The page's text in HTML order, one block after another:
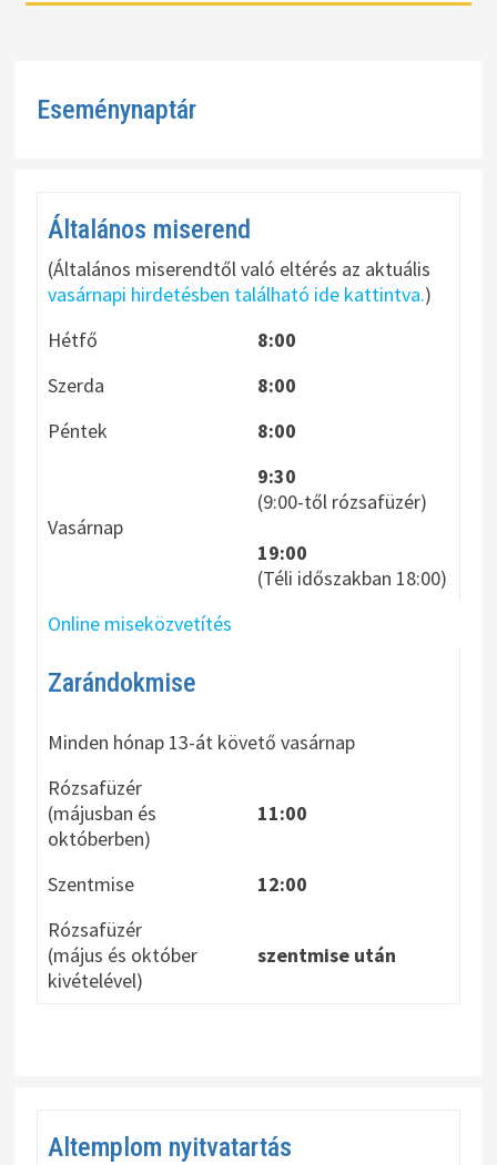
Eseménynaptár
Általános miserend
(Általános miserendtől való eltérés az aktuális
vasárnapi hirdetésben található ide kattintva.)
Hétfő
8:00
Szerda
8:00
Péntek
8:00
Vasárnap
9:30
(9:00-től rózsafüzér)
19:00
(Téli időszakban 18:00)
Online miseközvetítés
Zarándokmise
Minden hónap 13-át követő vasárnap
Rózsafüzér
(májusban és
októberben)
11:00
Szentmise
12:00
Rózsafüzér
(május és október
kivételével)
szentmise után
Altemplom nyitvatartás